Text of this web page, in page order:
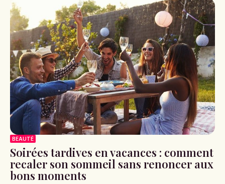
BEAUTÉ
Soirées tardives en vacances : comment
recaler son sommeil sans renoncer aux
bons moments